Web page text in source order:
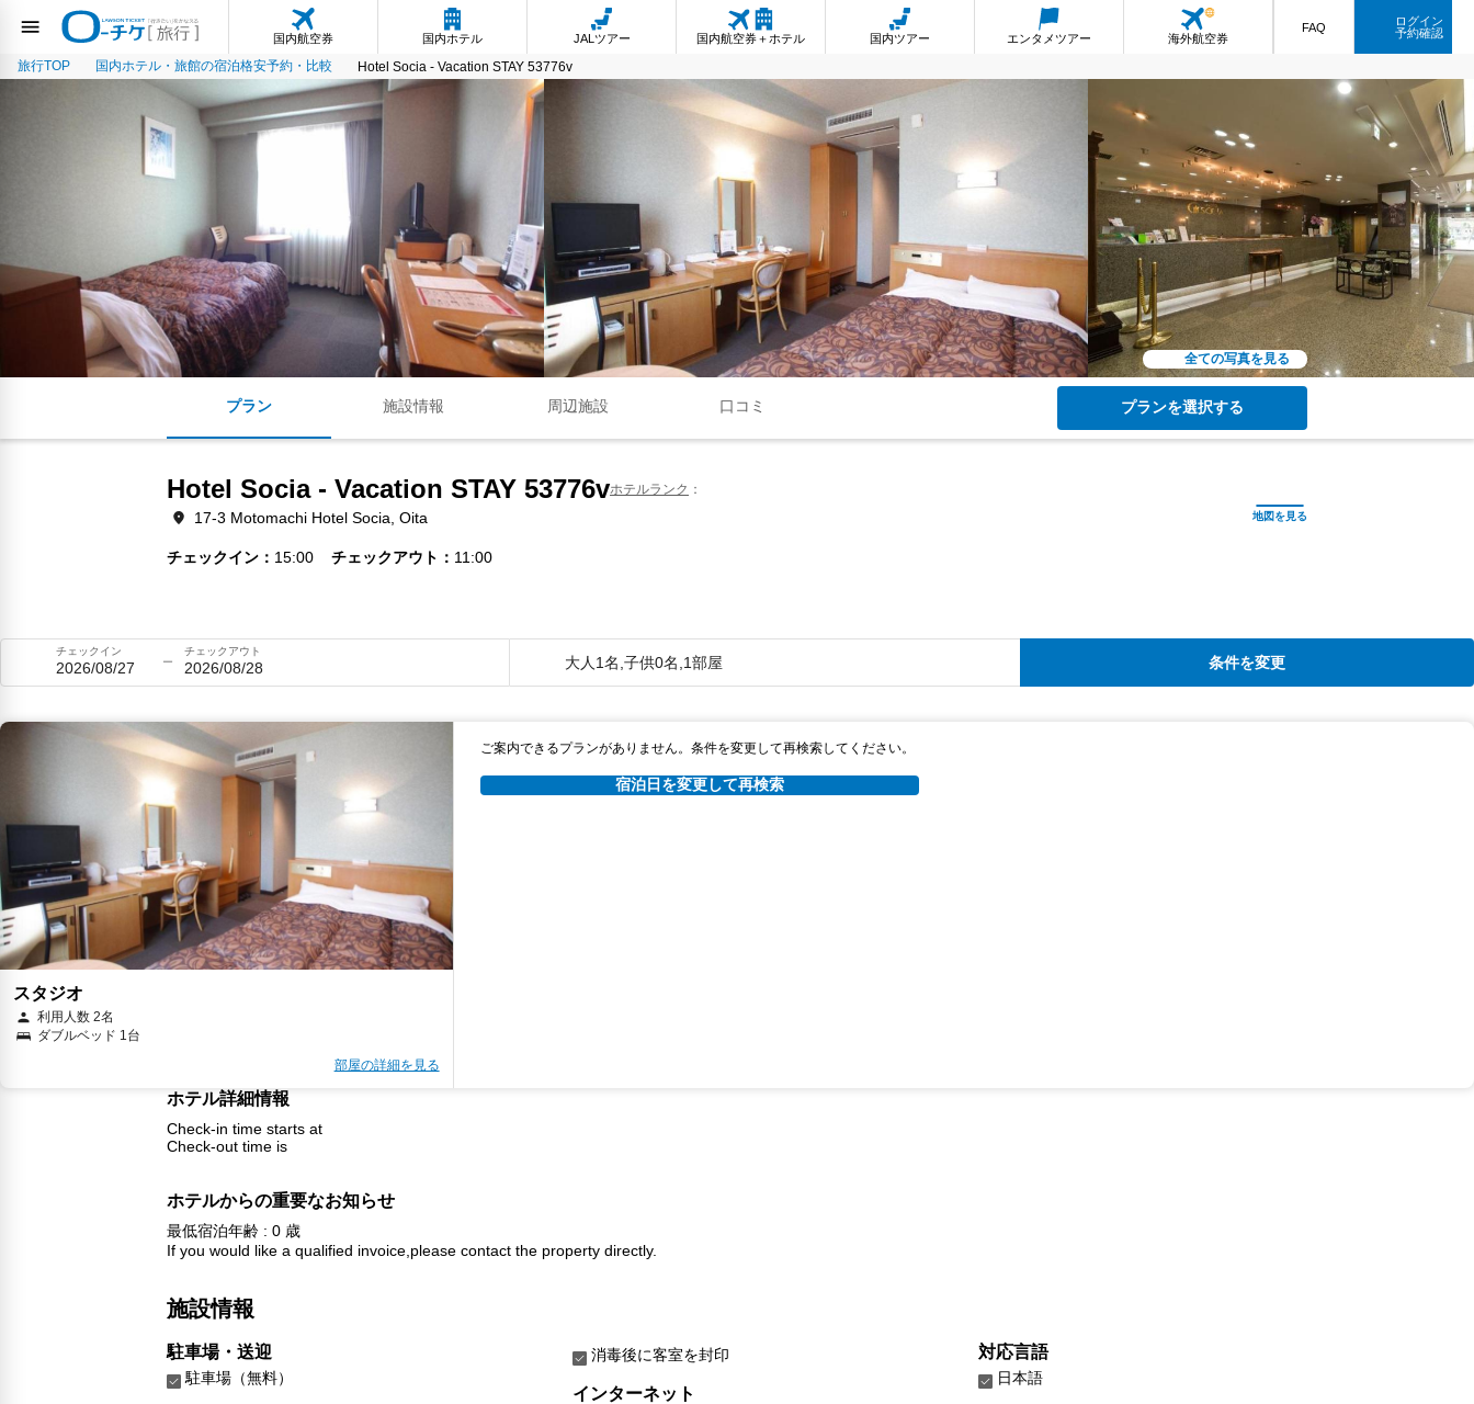
国内航空券 国内ホテル JALツアー 国内航空券＋ホテル 国内ツアー エンタメツアー 海外航空券
FAQ
ログイン
予約確認
旅行TOP 国内ホテル・旅館の宿泊格安予約・比較 Hotel Socia - Vacation STAY 53776v
全ての写真を見る
プラン 施設情報 周辺施設 口コミ プランを選択する
Hotel Socia - Vacation STAY 53776vホテルランク
17-3 Motomachi Hotel Socia, Oita
チェックイン 15:00 チェックアウト 11:00
チェックイン
2026/08/27
チェックアウト
2026/08/28 大人1名,子供0名,1部屋 条件を変更
スタジオ
利用人数 2名
ダブルベッド 1台
部屋の詳細を見る
ご案内できるプランがありません。条件を変更して再検索してください。
宿泊日を変更して再検索
ホテル詳細情報
Check-in time starts at
Check-out time is
ホテルからの重要なお知らせ
最低宿泊年齢 : 0 歳
If you would like a qualified invoice,please contact the property directly.
施設情報
駐車場・送迎
駐車場（無料）
消毒後に客室を封印
インターネット
対応言語
日本語